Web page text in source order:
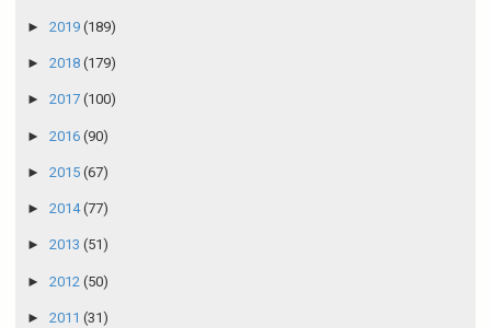
► 2019 (189)
► 2018 (179)
► 2017 (100)
► 2016 (90)
► 2015 (67)
► 2014(77)
► 2013 (51)
► 2012 (50)
► 2011 (31)